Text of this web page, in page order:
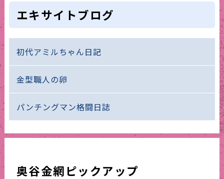
エキサイトブログ
初代アミルちゃん日記
金型職人の卵
パンチングマン格闘日誌
奥谷金網ピックアップ